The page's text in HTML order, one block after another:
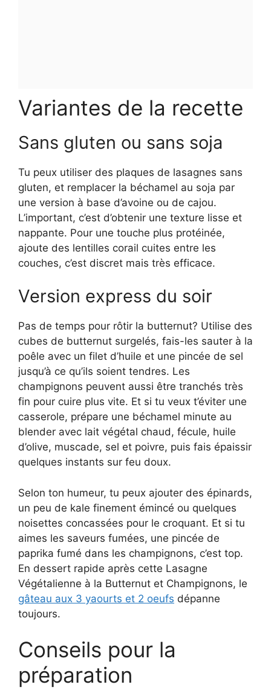
Variantes de la recette
Sans gluten ou sans soja
Tu peux utiliser des plaques de lasagnes sans
gluten, et remplacer la béchamel au soja par
une version à base d’avoine ou de cajou.
L’important, c’est d’obtenir une texture lisse et
nappante. Pour une touche plus protéinée,
ajoute des lentilles corail cuites entre les
couches, c’est discret mais très efficace.
Version express du soir
Pas de temps pour rôtir la butternut? Utilise des
cubes de butternut surgelés, fais-les sauter à la
poêle avec un filet d’huile et une pincée de sel
jusqu’à ce qu’ils soient tendres. Les
champignons peuvent aussi être tranchés très
fin pour cuire plus vite. Et si tu veux t’éviter une
casserole, prépare une béchamel minute au
blender avec lait végétal chaud, fécule, huile
d’olive, muscade, sel et poivre, puis fais épaissir
quelques instants sur feu doux.
Selon ton humeur, tu peux ajouter des épinards,
un peu de kale finement émincé ou quelques
noisettes concassées pour le croquant. Et si tu
aimes les saveurs fumées, une pincée de
paprika fumé dans les champignons, c’est top.
En dessert rapide après cette Lasagne
Végétalienne à la Butternut et Champignons, le
gâteau aux 3 yaourts et 2 oeufs dépanne
toujours.
Conseils pour la
préparation